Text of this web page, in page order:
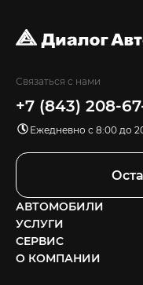
Связаться с нами
+7 (843) 208-
Ежедневно с 8:00 до
АВТОМОБИЛИ
УСЛУГИ
СЕРВИС
О КОМПАНИИ